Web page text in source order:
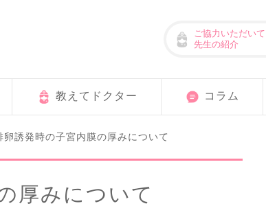
ご協力いただい
先生の紹介
教えてドクター コラム
卵誘発時の子宮内膜の厚みについて
厚みについて